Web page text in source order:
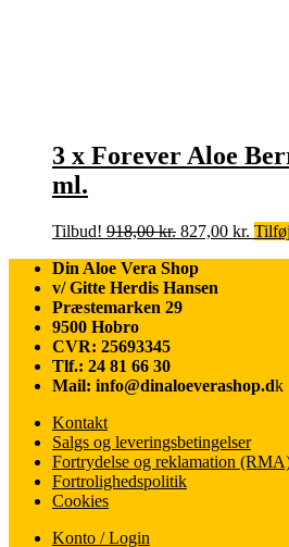
3 x Forever Aloe
ml.
Tilbud! 918,00kr. Den
pris
var:
918,00 kr..
827,00 kr. Den
Din Aloe Vera Shop
v/ Gitte Herdis Hansen
Præstemarken 29
9500 Hobro
CVR: 25693345
Tlf.: 24 81 66 30
Mail: info@dinaloeverashop.dk
Kontakt
Salgs og leveringsbetingelser
Fortrydelse og reklamation
Fortrolighedspolitik
Cookies
Konto / Login